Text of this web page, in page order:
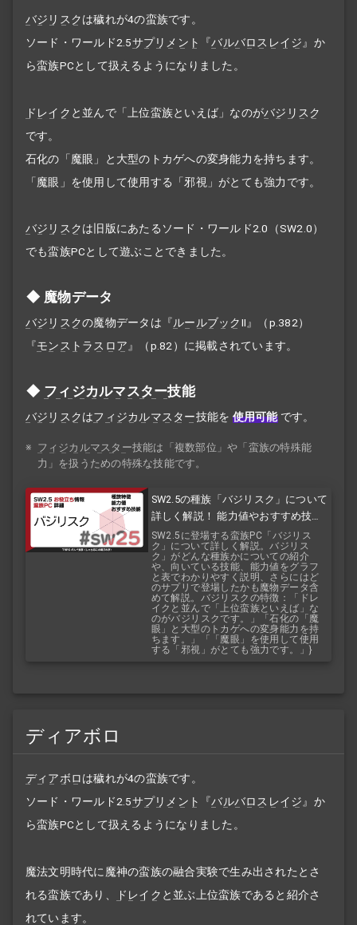
バジリスクは穢れが4の蛮族です。
ソード・ワールド2.5サプリメント 『バルバロスレイジ』か
ら蛮族PCとして扱えるようになりました。
ドレイク と並んで「上位蛮族といえば」なのがバジリスク
です。
石化の「魔眼」と大型のトカゲへの変身能力を持ちます。
「魔眼」を使用して使用する「邪視」がとても強力です。
バジリスクは旧版にあたるソード・ワールド2.0（SW2.0）
でも蛮族PCとして遊ぶことできました。
魔物データ
バジリスクの魔物データは『ルールブックII』（p.382）
『モンストラスロア』（p.82）に掲載されています。
フィジカルマスター技能
バジリスクはフィジカルマスター技能を 使用可能 です。
※ フィジカルマスター技能は「複数部位」や「蛮族の特殊能
力」を扱うための特殊な技能です。
SW2.5の種族「バジリスク」について
詳しく解説！ 能力値やおすすめ技能
などを紹介！ 『バルバロスレイジ』
『バルバロスサーガ』
SW2.5に登場する蛮族PC「バジリス
ク」について詳しく解説。バジリス
ク」がどんな種族かについての紹介
や、向いている技能、能力値をグラフ
と表でわかりやすく説明、さらにはど
のサプリで登場したかも魔物データ含
めて解説。バジリスクの特徴：「ドレ
イクと並んで「上位蛮族といえば」な
のがバジリスクです。」「石化の「魔
眼」と大型のトカゲへの変身能力を持
ちます。」「「魔眼」を使用して使用
する「邪視」がとても強力です。」}
ディアボロ
ディアボロは穢れが4の蛮族です。
ソード・ワールド2.5サプリメント 『バルバロスレイジ 』か
ら蛮族PCとして扱えるようになりました。
魔法文明時代に魔神の蛮族の融合実験で生み出されたとさ
れる蛮族であり、
ドレイク と並ぶ上位蛮族であると紹介さ
れています。